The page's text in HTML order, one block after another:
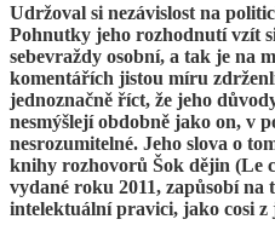
Udržoval si nezávislost na
Pohnutky jeho rozhodnutí vzít
sebevraždy osobní, a tak je na
komentářích jistou míru
jednoznačně říct, že jeho
nesmýšlejí obdobně jako on, v
nesrozumitelné. Jeho slova o
knihy rozhovorů Šok dějin (Le
vydané roku 2011, zapůsobí na
intelektuální pravici, jako cosi z